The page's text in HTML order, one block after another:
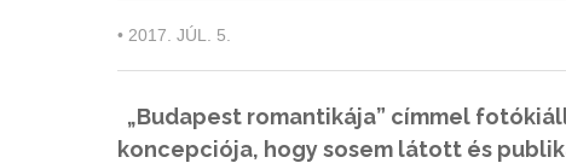
• 2017. JÚL. 5.
„Budapest romantikája” címmel
koncepciója, hogy sosem látott és